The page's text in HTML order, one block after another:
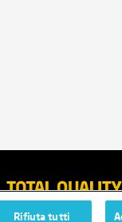
Rifiuta tutti